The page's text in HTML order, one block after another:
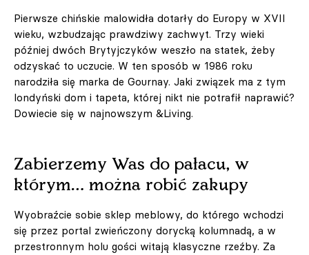
Pierwsze chińskie malowidła dotarły do Europy w XVII
wieku, wzbudzając prawdziwy zachwyt. Trzy wieki
później dwóch Brytyjczyków weszło na statek, żeby
odzyskać to uczucie. W ten sposób w 1986 roku
narodziła się marka de Gournay. Jaki związek ma z tym
londyński dom i tapeta, której nikt nie potrafił naprawić?
Dowiecie się w najnowszym &Living.
Zabierzemy Was do pałacu, w
którym… można robić zakupy
Wyobraźcie sobie sklep meblowy, do którego wchodzi
się przez portal zwieńczony dorycką kolumnadą, a w
przestronnym holu gości witają klasyczne rzeźby. Za